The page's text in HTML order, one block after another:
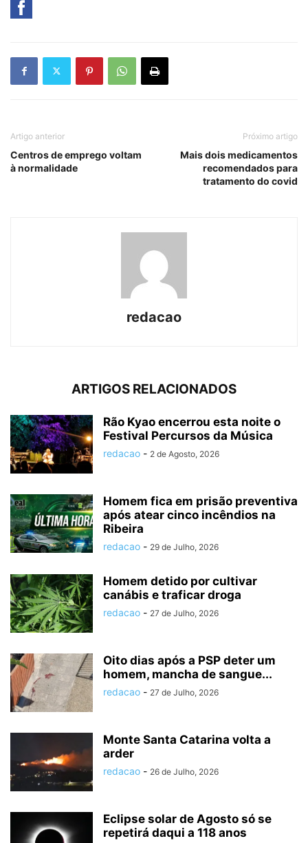
Artigo anterior
Centros de emprego voltam
à normalidade
Próximo artigo
Mais dois medicamentos
recomendados para
tratamento do covid
redacao
ARTIGOS RELACIONADOS
Rão Kyao encerrou esta noite o
Festival Percursos da Música
redacao - 2 de Agosto, 2026
Homem fica em prisão preventiva
após atear cinco incêndios na
Ribeira
redacao - 29 de Julho, 2026
Homem detido por cultivar
canábis e traficar droga
redacao - 27 de Julho, 2026
Oito dias após a PSP deter um
homem, mancha de sangue...
redacao - 27 de Julho, 2026
Monte Santa Catarina volta a
arder
redacao - 26 de Julho, 2026
Eclipse solar de Agosto só se
repetirá daqui a 118 anos